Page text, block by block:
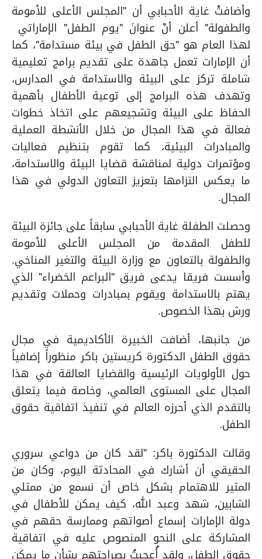
وأضافتْ غاية الأحبابي أن "المجلس الأعلى للأمومة
والطفولة" أعلن أنّ عنوانَ "يوم الطفل" الإماراتي
لهذا العام هو "حق الطفل في بيئة مستدامة"، كما
أن الإمارات تعمل جاهدة على تقديم برامج تعليمية
شاملة تركز على البيئة والاستدامة في المدارس،
وتهدف هذه البرامج إلى توعية الأطفال بأهمية
الحفاظ على البيئة وتشجيعهم على اتخاذ خطوات
فعالة في هذا المجال من خلال الأنشطة العملية
والمبادرات البيئية، كما تقوم بتنظيم فعاليات
ومؤتمرات دولية لمناقشة قضايا البيئة والاستدامة،
ما يعكس التزامها بتعزيز التعاون الدولي في هذا
المجال.
وحصلت الطفلة غاية الأحبابي سابقاً على جائزة البيئة
للطفل المقدمة من المجلس الأعلى للأمومة
والطفولة بالتعاون مع وزارة البيئة والتغير المناخي.
وأسست فريقا يدعى فريق "البراعم الخضراء" الذي
يهتم بالاستدامة ويقوم بمبادرات وحملات وتقديم
ورش بهذا الخصوص.
من جانبها، أضافت الخبيرة الأكاديمية في مجال
حقوق الطفل الدكتورة كريستين باكر منظوراً إضافياً
حول الأولويات الرئيسية والقضايا العالقة في هذا
المجال على المستوى العالمي، وخاصة فيما يتعلق
بالتقدم الذي أحرزه العالم في تنفيذ اتفاقية حقوق
الطفل.
وقالت الدكتورة باكر: "لقد كان من دواعي سروري
الحقيقي أن أشارك في المحادثة اليوم، وكان من
المثير للاهتمام بشكل خاص أن نسمع من ممثلي
الشابين، شهد وعبد الله، كيف يمكن للأطفال في
دولة الإمارات إسماع أصواتهم وممارسة حقهم في
المشاركة على النحو المنصوص عليه في اتفاقية
حقوق الطفل، ولقد أُعجبتُ بصراحتهم بشأن ما يمكن